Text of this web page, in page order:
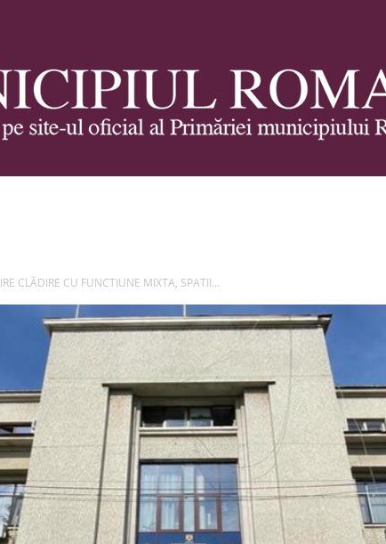
Roman
CLĂDIRE CU FUNCTIUNE MIXTA, SPATII...